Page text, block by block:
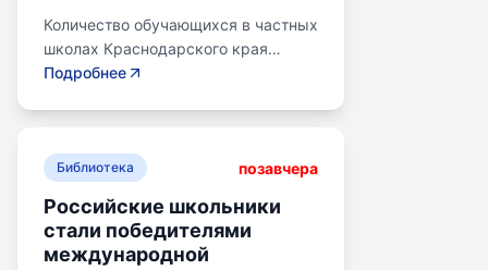
Количество обучающихся в частных
школах Краснодарского края
выросло на 38% за последние пять
детей. Рост популярности частного
качеством услуг, индивидуальным
подходом и современными
методиками. Государственная
Подробнее
Библиотека позавчера
Российские школьники
стали победителями
международной